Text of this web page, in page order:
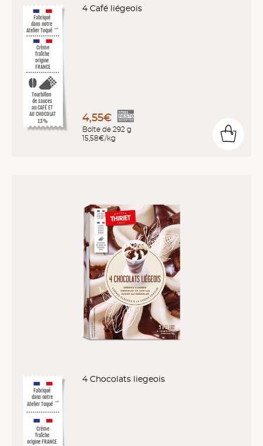
Fabriqué
dans notre
Atelier Toqué
™*
Crème
fraîche
origine
FRANCE
Tourbillon
de sauces
au CAFÉ ET
AU CHOCOLAT
13%
4 Café liégeois
4,55€
Boîte de 292 g
15,58€/kg
Crème
fraîche
origine FRANCE
Fabriqué
dans notre
Atelier Toqué
™*
4 Chocolats liegeois